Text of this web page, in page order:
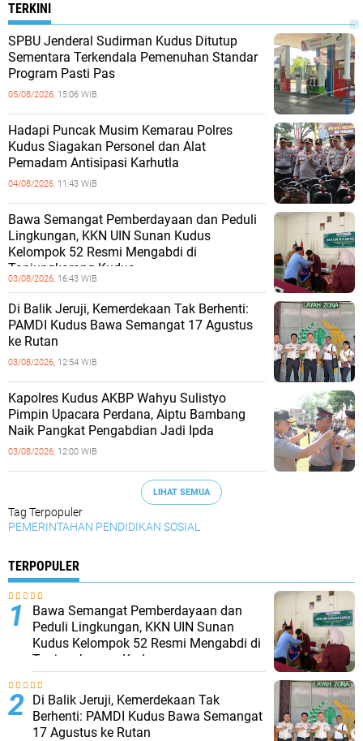
TERKINI
SPBU Jenderal Sudirman Kudus Ditutup
Sementara Terkendala Pemenuhan Standar
Program Pasti Pas
05/08/2026, 15:06 WIB
Hadapi Puncak Musim Kemarau Polres
Kudus Siagakan Personel dan Alat
Pemadam Antisipasi Karhutla
04/08/2026, 11:43 WIB
Bawa Semangat Pemberdayaan dan Peduli
Lingkungan, KKN UIN Sunan Kudus
Kelompok 52 Resmi Mengabdi di
Tanjungkarang Kudus
03/08/2026, 16:43 WIB
Di Balik Jeruji, Kemerdekaan Tak Berhenti:
PAMDI Kudus Bawa Semangat 17 Agustus
ke Rutan
03/08/2026, 12:54 WIB
Kapolres Kudus AKBP Wahyu Sulistyo
Pimpin Upacara Perdana, Aiptu Bambang
Naik Pangkat Pengabdian Jadi Ipda
03/08/2026, 12:00 WIB
LIHAT SEMUA
Tag Terpopuler
PEMERINTAHAN PENDIDIKAN SOSIAL
TERPOPULER
Bawa Semangat Pemberdayaan dan
Peduli Lingkungan, KKN UIN Sunan
Kudus Kelompok 52 Resmi Mengabdi di
Tanjungkarang Kudus
Di Balik Jeruji, Kemerdekaan Tak
Berhenti: PAMDI Kudus Bawa Semangat
17 Agustus ke Rutan